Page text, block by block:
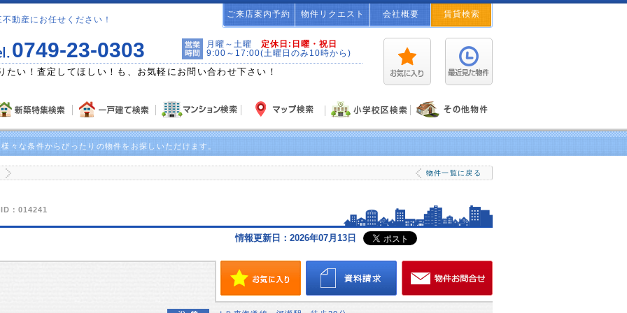
動産にお任せください！
ご来店案内予約 物件リクエスト 会社概要 賃貸検索
0749-23-0303 月曜～土曜 定休日:日曜・祝日
9:00～17:00(土曜日のみ10時から)
たい！査定してほしい！も、お気軽にお問い合わせ下さい！ ご希望のお客様には物件満載の情報誌をプレゼント！
々な条件からぴったりの物件をお探しいただけます。
物件一覧に戻る
：014241
情報更新日：2026年07月13日